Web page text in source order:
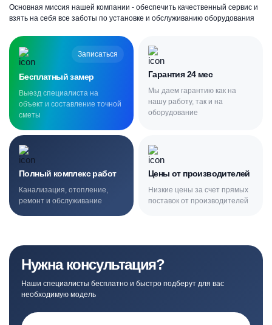
Основная миссия нашей компании - обеспечить качественный сервис и
взять на себя все заботы по установке и обслуживанию оборудования
Записаться
Бесплатный замер
Выезд специалиста на
объект и составление точной
сметы
Гарантия 24 мес
Мы даем гарантию как на
нашу работу, так и на
оборудование
Полный комплекс работ
Канализация, отопление,
ремонт и обслуживание
Цены от производителей
Низкие цены за счет прямых
поставок от производителей
Нужна консультация?
Наши специалисты бесплатно и быстро подберут для вас
необходимую модель